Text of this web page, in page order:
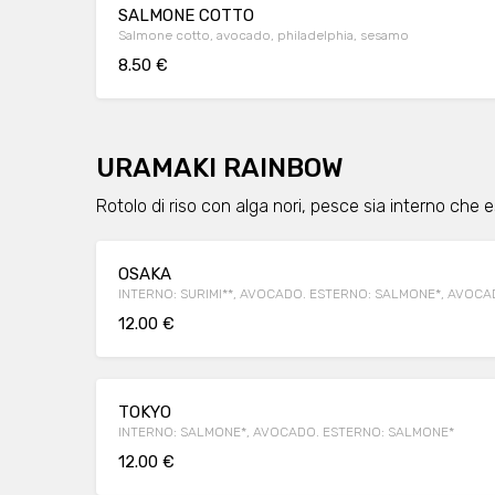
SALMONE COTTO
Salmone cotto, avocado, philadelphia, sesamo
8.50 €
URAMAKI RAINBOW
Rotolo di riso con alga nori, pesce sia interno che
OSAKA
INTERNO: SURIMI**, AVOCADO. ESTERNO: SALMONE*,
12.00 €
TOKYO
INTERNO: SALMONE*, AVOCADO. ESTERNO: SALMONE*
12.00 €